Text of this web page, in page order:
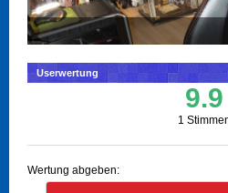
Userwertung
9.9
1
Wertung abgeben: